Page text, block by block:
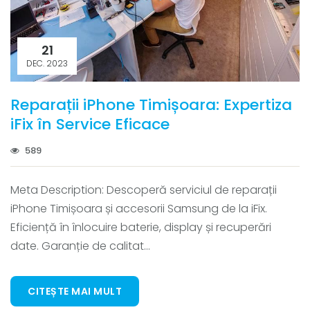
21
DEC. 2023
Reparații iPhone Timișoara: Expertiza
iFix în Service Eficace
589
Meta Description: Descoperă serviciul de reparații
iPhone Timișoara și accesorii Samsung de la iFix.
Eficiență în înlocuire baterie, display și recuperări
date. Garanție de calitat...
CITEȘTE MAI MULT